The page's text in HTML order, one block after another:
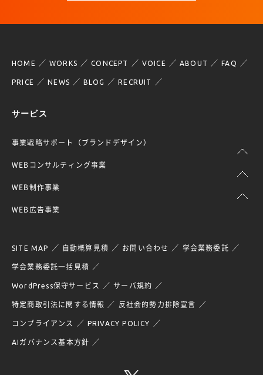
HOME WORKS CONCEPT VOICE ABOUT FAQ
PRICE NEWS BLOG RECRUIT
サービス
事業戦略サポート（ブランドデザイン）
WEBコンサルティング事業
WEB制作事業
WEB広告事業
SITE MAP 自動概算見積 お問い合わせ 学会業務委託
学会業務委託一括見積
WordPress保守サービス サーバ規約
特定商取引法に関する情報 反社会的勢力排除宣言
コンプライアンス PRIVACY POLICY
AIガバナンス基本方針